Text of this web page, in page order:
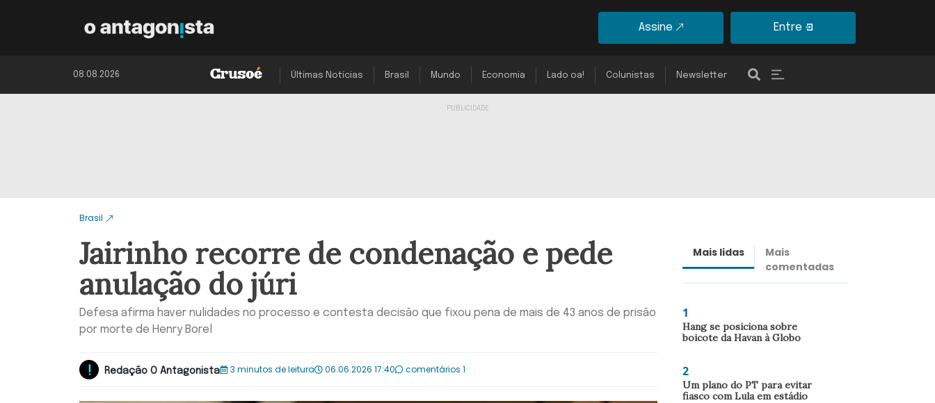
Assine Entre
08.08.2026 Últimas Notícias Brasil Mundo Economia Lado oa! Colunistas Newsletter
Brasil
Jairinho recorre de condenação e pede
anulação do júri
Defesa afirma haver nulidades no processo e contesta decisão que fixou pena de mais de 43 anos de prisão
por morte de Henry Borel
Redação O Antagonista 3 minutos de leitura 06.06.2026 17:40 comentários 1
Mais lidas
Mais
comentadas
1
Hang se posiciona sobre
boicote da Havan à Globo
2
Um plano do PT para evitar
fiasco com Lula em estádio